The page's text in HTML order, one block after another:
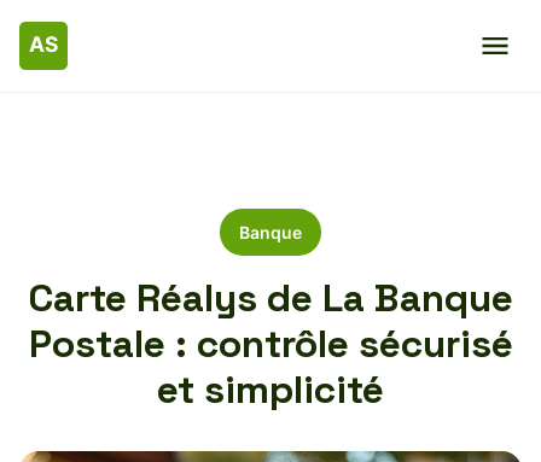
Banque
Carte Réalys de La Banque
Postale : contrôle sécurisé
et simplicité